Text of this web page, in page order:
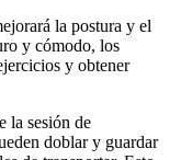
la postura y el
y cómodo, los
y obtener
la sesión de
doblar y guardar